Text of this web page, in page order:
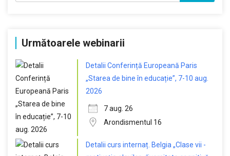
Următoarele webinarii
Detalii Conferință Europeană Paris
„Starea de bine în educație”, 7-10 aug.
2026
7 aug. 26
Arondismentul 16
Detalii curs internaț. Belgia „Clase vii -